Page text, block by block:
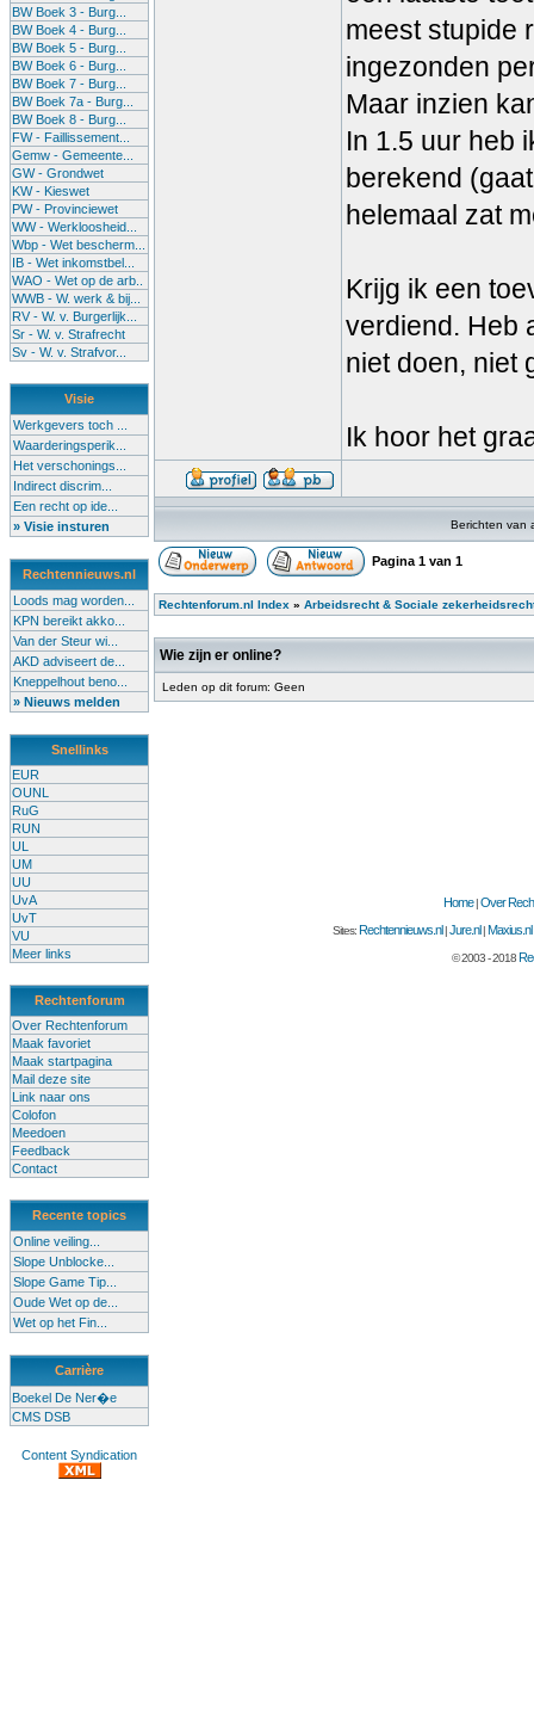
BW Boek 3 - Burg...
BW Boek 4 - Burg...
BW Boek 5 - Burg...
BW Boek 6 - Burg...
BW Boek 7 - Burg...
BW Boek 7a - Burg...
BW Boek 8 - Burg...
FW - Faillissement...
Gemw - Gemeente...
GW - Grondwet
KW - Kieswet
PW - Provinciewet
WW - Werkloosheid...
Wbp - Wet bescherm...
IB - Wet inkomstbel...
WAO - Wet op de arb..
WWB - W. werk & bij...
RV - W. v. Burgerlijk...
Sr - W. v. Strafrecht
Sv - W. v. Strafvor...
Visie
Werkgevers toch ...
Waarderingsperik...
Het verschonings...
Indirect discrim...
Een recht op ide...
» Visie insturen
Rechtennieuws.nl
Loods mag worden...
KPN bereikt akko...
Van der Steur wi...
AKD adviseert de...
Kneppelhout beno...
» Nieuws melden
Snellinks
EUR
OUNL
RuG
RUN
UL
UM
UU
UvA
UvT
VU
Meer links
Rechtenforum
Over Rechtenforum
Maak favoriet
Maak startpagina
Mail deze site
Link naar ons
Colofon
Meedoen
Feedback
Contact
Recente topics
Online veiling...
Slope Unblocke...
Slope Game Tip...
Oude Wet op de...
Wet op het Fin...
Carrière
Boekel De Ner�e
CMS DSB
Content Syndication
meest stupide
ingezonden
Maar inzien
In 1.5 uur heb
berekend
helemaal zat
Krijg ik een
verdiend. Heb
niet doen, niet
Ik hoor het
Berichten van
Pagina 1 van 1
Rechtenforum.nl Index » Arbeidsrecht & Sociale
Wie zijn er online?
Leden op dit forum: Geen
Home|Over
Sites:Rechtennieuws.nl |Jure.nl |Maxius.nl
© 2003 - 2018